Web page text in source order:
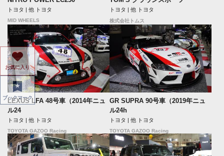
トヨタ | 他 トヨタ
MID WHEELS
トヨタ | 他 トヨタ
株式会社トムス
LEXUS LFA 48号車（2014年ニュ
ル24
トヨタ | 他 トヨタ
TOYOTA GAZOO Racing
GR SUPRA 90号車（2019年ニュ
ル24h
トヨタ | 他 トヨタ
TOYOTA GAZOO Racing
お気に入り
ブックマーク